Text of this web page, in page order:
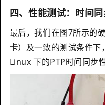
四、性能测试：时间
最后，我们在图7所示的
卡）及一致的测试条件
Linux 下的PTP时间同步性